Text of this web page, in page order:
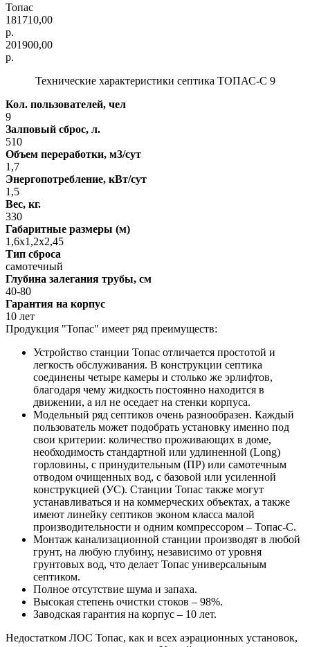
Топас
181710,00
р.
201900,00
р.
Технические характеристики септика ТОПАС-С 9
Кол. пользователей, чел
9
Залповый сброс, л.
510
Объем переработки, м3/сут
1,7
Энергопотребление, кВт/сут
1,5
Вес, кг.
330
Габаритные размеры (м)
1,6х1,2х2,45
Тип сброса
самотечный
Глубина залегания трубы, cм
40-80
Гарантия на корпус
10 лет
Продукция "Топас" имеет ряд преимуществ:
Устройство станции Топас отличается простотой и
легкость обслуживания. В конструкции септика
соединены четыре камеры и столько же эрлифтов,
благодаря чему жидкость постоянно находится в
движении, а ил не оседает на стенки корпуса.
Модельный ряд септиков очень разнообразен. Каждый
пользователь может подобрать установку именно под
свои критерии: количество проживающих в доме,
необходимость стандартной или удлиненной (Long)
горловины, с принудительным (ПР) или самотечным
отводом очищенных вод, с базовой или усиленной
конструкцией (УС). Станции Топас также могут
устанавливаться и на коммерческих объектах, а также
имеют линейку септиков эконом класса малой
производительности и одним компрессором – Топас-С.
Монтаж канализационной станции производят в любой
грунт, на любую глубину, независимо от уровня
грунтовых вод, что делает Топас универсальным
септиком.
Полное отсутствие шума и запаха.
Высокая степень очистки стоков – 98%.
Заводская гарантия на корпус – 10 лет.
Недостатком ЛОС Топас, как и всех аэрационных установок,